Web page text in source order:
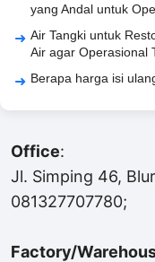
yang Andal untuk
Air Tangki untuk
Air agar Operasional
Berapa harga isi
Office:
Jl. Simping 46,
081327707780;
Factory/